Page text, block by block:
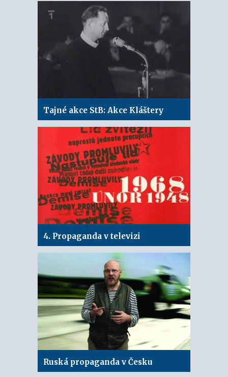
Tajné akce StB: Akce Kláštery
4. Propaganda v televizi
Ruská propaganda v Česku